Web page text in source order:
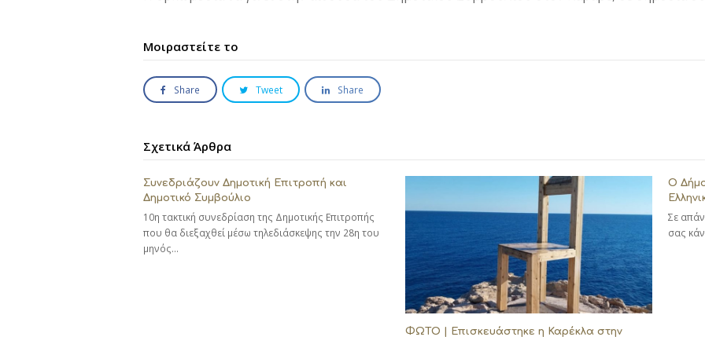
Μοιραστείτε το
Share Tweet Share
Σχετικά Άρθρα
Συνεδριάζουν Δημοτική Επιτροπή και
Δημοτικό Συμβούλιο
10η τακτική συνεδρίαση της Δημοτικής Επιτροπής
που θα διεξαχθεί μέσω τηλεδιάσκεψης την 28η του
μηνός…
ΦΩΤΟ | Επισκευάστηκε η Καρέκλα στην
Ο
Σε
σας